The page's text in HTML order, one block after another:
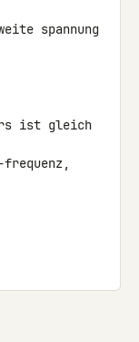
spannung
ist gleich
frequenz,